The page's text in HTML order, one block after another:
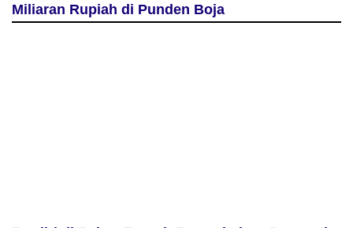
Miliaran Rupiah di Punden Boja